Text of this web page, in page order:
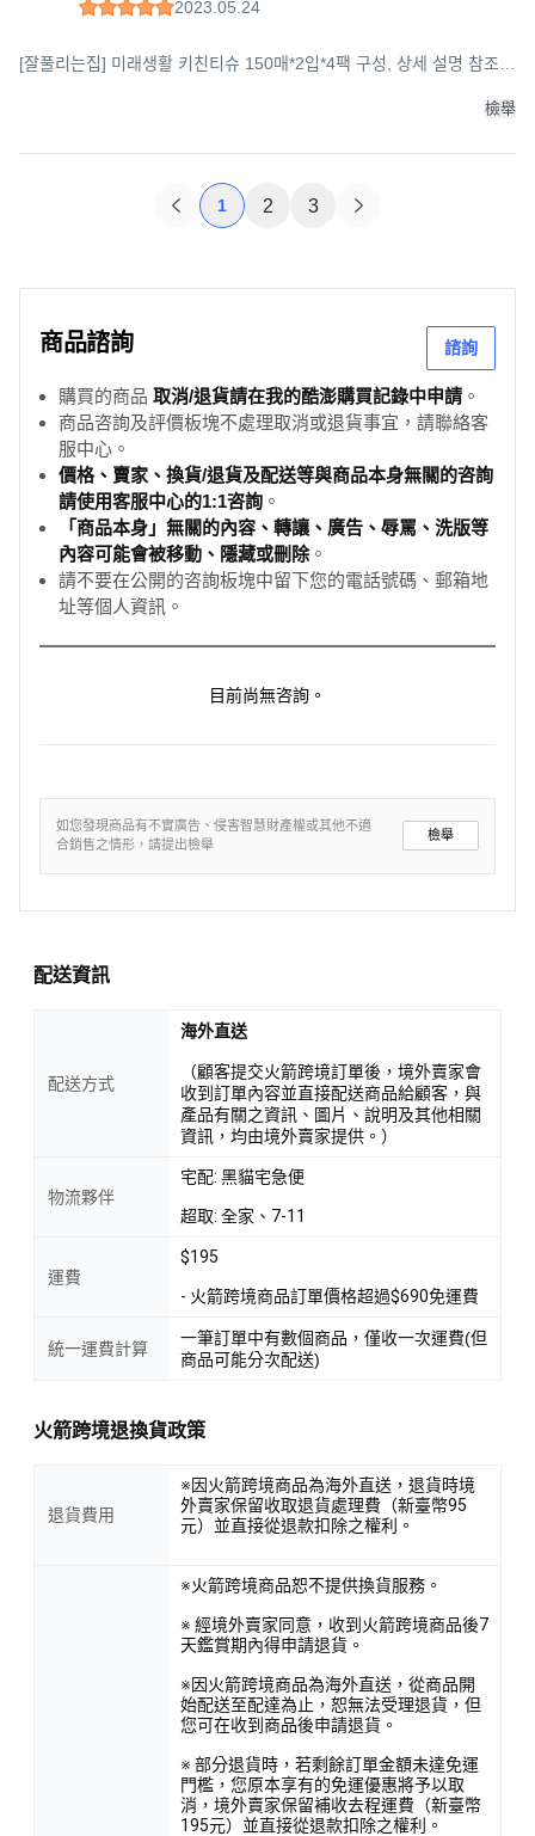
2023.05.24
[잘풀리는집] 미래생활 키친티슈 150매*2입*4팩 구성, 상세 설명 참조,
檢舉
1 2 3
商品諮詢 諮詢
購買的商品 取消/退貨請在我的酷澎購買記錄中申請 。
商品咨詢及評價板塊不處理取消或退貨事宜，請聯絡客
服中心。
價格、賣家、換貨/退貨及配送等與商品本身無關的咨詢
請使用客服中心的1:1咨詢 。
「商品本身」無關的內容、轉讓、廣告、辱罵、洗版等
內容可能會被移動、隱藏或刪除。
請不要在公開的咨詢板塊中留下您的電話號碼、郵箱地
址等個人資訊。
目前尚無咨詢。
如您發現商品有不實廣告、侵害智慧財產權或其他不適
合銷售之情形，請提出檢舉
檢舉
配送資訊
配送方式
海外直送
（顧客提交火箭跨境訂單後，境外賣家會
收到訂單內容並直接配送商品給顧客，與
產品有關之資訊、圖片、說明及其他相關
資訊，均由境外賣家提供。）
物流夥伴
宅配: 黑貓宅急便
超取: 全家、7-11
運費
$195
- 火箭跨境商品訂單價格超過$690免運費
統一運費計算
一筆訂單中有數個商品，僅收一次運費(但
商品可能分次配送)
火箭跨境退換貨政策
退貨費用
※因火箭跨境商品為海外直送，退貨時境
外賣家保留收取退貨處理費（新臺幣95
元）並直接從退款扣除之權利。
※火箭跨境商品恕不提供換貨服務。
※ 經境外賣家同意，收到火箭跨境商品後7
天鑑賞期內得申請退貨。
※因火箭跨境商品為海外直送，從商品開
始配送至配達為止，恕無法受理退貨，但
您可在收到商品後申請退貨。
※ 部分退貨時，若剩餘訂單金額未達免運
門檻，您原本享有的免運優惠將予以取
消，境外賣家保留補收去程運費（新臺幣
195元）並直接從退款扣除之權利。